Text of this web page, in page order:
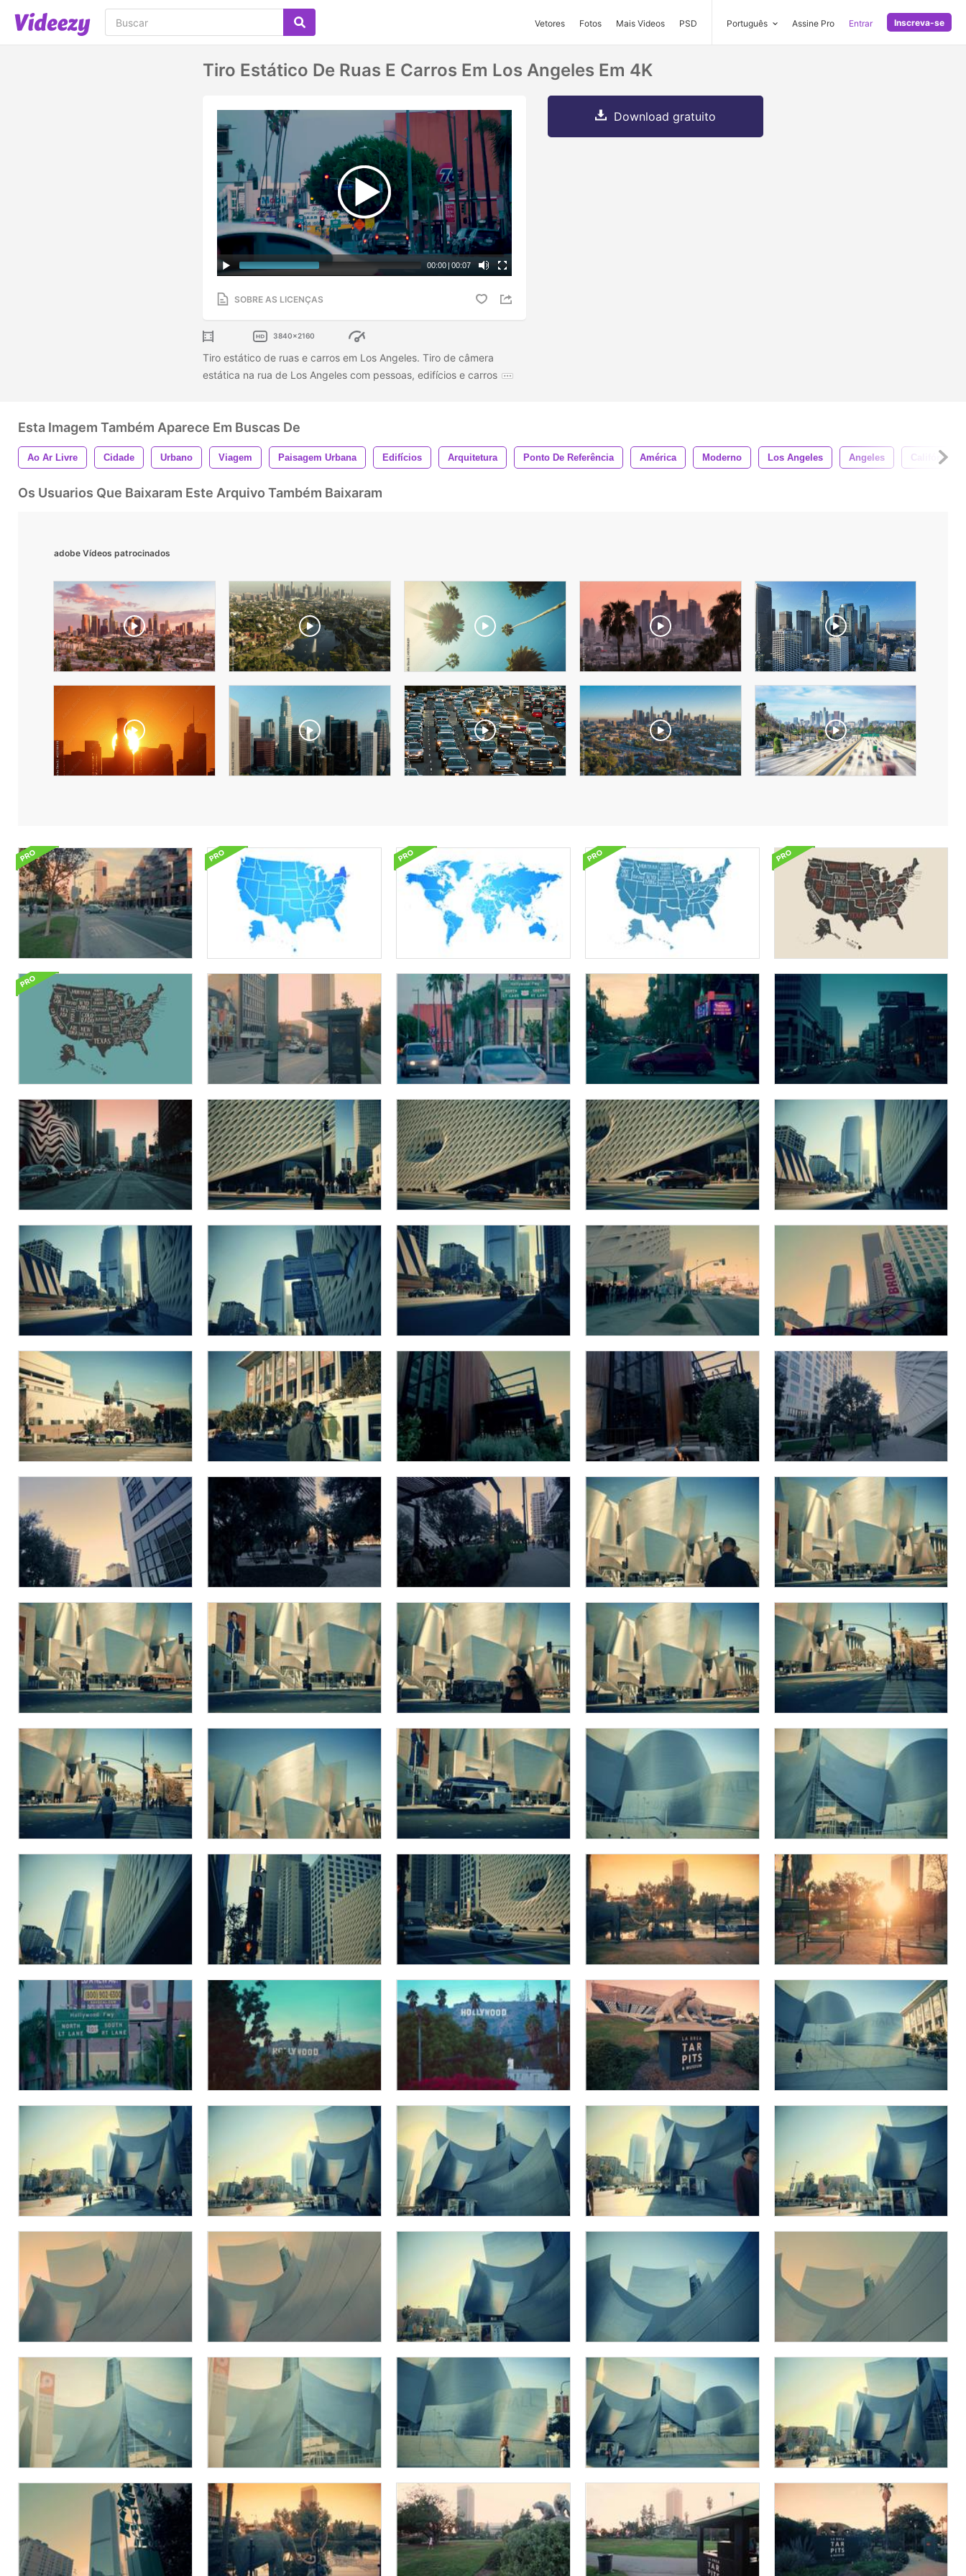
Vetores Fotos Mais Videos PSD Português Assine Pro Entrar Inscreva-se
Tiro Estático De Ruas E Carros Em Los Angeles Em 4K
00:00 | 00:07
SOBRE AS LICENÇAS
3840x2160
Tiro estático de ruas e carros em Los Angeles. Tiro de câmera
estática na rua de Los Angeles com pessoas, edifícios e carros
Download gratuito
Esta Imagem Também Aparece Em Buscas De
Ao Ar Livre Cidade Urbano Viagem Paisagem Urbana Edifícios Arquitetura Ponto De Referência América Moderno Los Angeles Angeles Califórnia
Os Usuarios Que Baixaram Este Arquivo Também Baixaram
adobe Vídeos patrocinados